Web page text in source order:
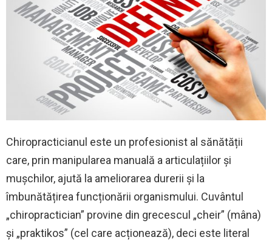
Chiropracticianul este un profesionist al sănătății
care, prin manipularea manuală a articulațiilor și
mușchilor, ajută la ameliorarea durerii și la
îmbunătățirea funcționării organismului. Cuvântul
„chiropractician” provine din grecescul „cheir” (mâna)
și „praktikos” (cel care acționează), deci este literal